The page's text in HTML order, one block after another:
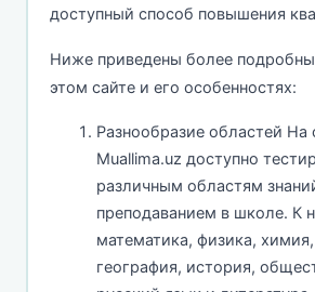
доступный способ повышения
Ниже приведены более
этом сайте и его особенностях:
Разнообразие областей На
Muallima.uz доступно
различным областям
преподаванием в школе. К
математика, физика,
география, история,